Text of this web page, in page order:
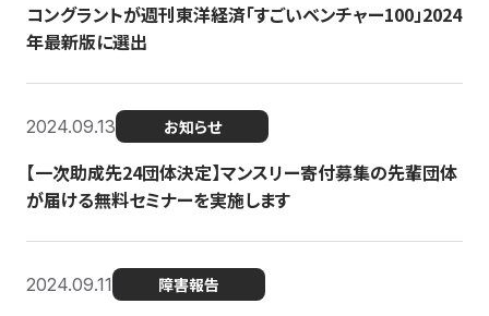
コングラントが週刊東洋経済「すごいベンチャー100」2024
年最新版に選出
2024.09.13 お知らせ
【一次助成先24団体決定】マンスリー寄付募集の先輩団体
が届ける無料セミナーを実施します
2024.09.11 障害報告